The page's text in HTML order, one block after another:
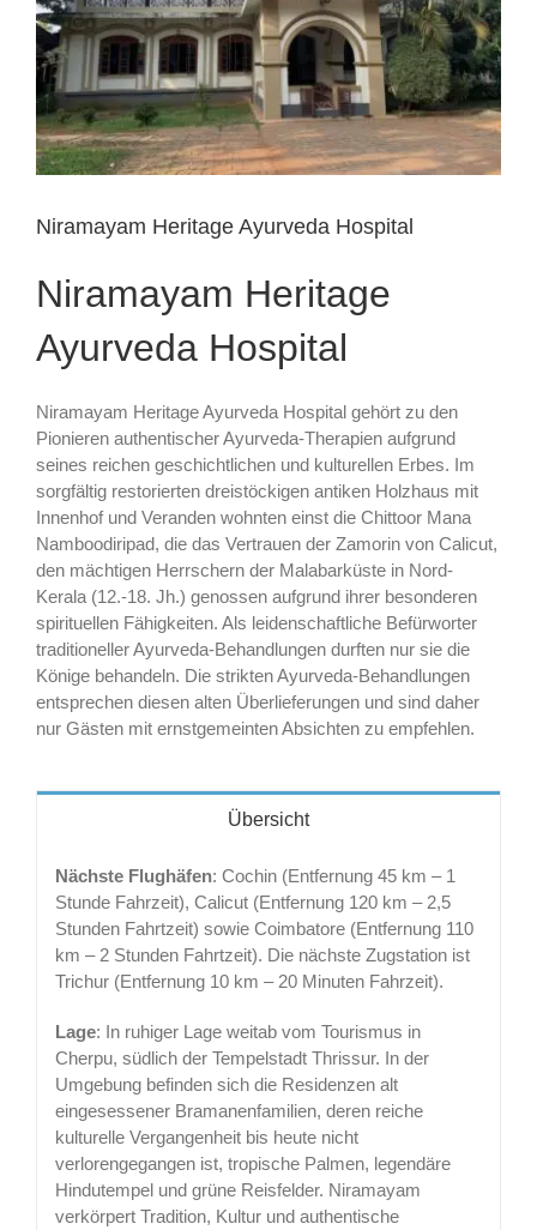
Niramayam Heritage Ayurveda Hospital
Niramayam Heritage
Ayurveda Hospital
Niramayam Heritage Ayurveda Hospital gehört zu den
Pionieren authentischer Ayurveda-Therapien aufgrund
seines reichen geschichtlichen und kulturellen Erbes. Im
sorgfältig restorierten dreistöckigen antiken Holzhaus mit
Innenhof und Veranden wohnten einst die Chittoor Mana
Namboodiripad, die das Vertrauen der Zamorin von Calicut,
den mächtigen Herrschern der Malabarküste in Nord-
Kerala (12.-18. Jh.) genossen aufgrund ihrer besonderen
spirituellen Fähigkeiten. Als leidenschaftliche Befürworter
traditioneller Ayurveda-Behandlungen durften nur sie die
Könige behandeln. Die strikten Ayurveda-Behandlungen
entsprechen diesen alten Überlieferungen und sind daher
nur Gästen mit ernstgemeinten Absichten zu empfehlen.
Übersicht
Nächste Flughäfen: Cochin (Entfernung 45 km – 1
Stunde Fahrzeit), Calicut (Entfernung 120 km – 2,5
Stunden Fahrtzeit) sowie Coimbatore (Entfernung 110
km – 2 Stunden Fahrtzeit). Die nächste Zugstation ist
Trichur (Entfernung 10 km – 20 Minuten Fahrzeit).
Lage: In ruhiger Lage weitab vom Tourismus in
Cherpu, südlich der Tempelstadt Thrissur. In der
Umgebung befinden sich die Residenzen alt
eingesessener Bramanenfamilien, deren reiche
kulturelle Vergangenheit bis heute nicht
verlorengegangen ist, tropische Palmen, legendäre
Hindutempel und grüne Reisfelder. Niramayam
verkörpert Tradition, Kultur und authentische